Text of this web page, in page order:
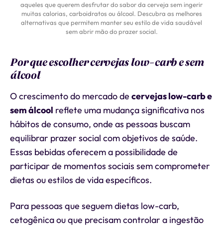
aqueles que querem desfrutar do sabor da cerveja sem ingerir
muitas calorias, carboidratos ou álcool. Descubra as melhores
alternativas que permitem manter seu estilo de vida saudável
sem abrir mão do prazer social.
Por que escolher cervejas low-carb e sem
álcool
O crescimento do mercado de cervejas low-carb e
sem álcool reflete uma mudança significativa nos
hábitos de consumo, onde as pessoas buscam
equilibrar prazer social com objetivos de saúde.
Essas bebidas oferecem a possibilidade de
participar de momentos sociais sem comprometer
dietas ou estilos de vida específicos.
Para pessoas que seguem dietas low-carb,
cetogênica ou que precisam controlar a ingestão